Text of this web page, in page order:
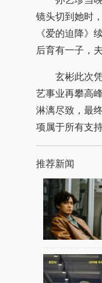
镜头切到她时
《爱的迫降》
后育有一子，
玄彬此次凭
艺事业再攀高
淋漓尽致，最
项属于所有支
推荐新闻